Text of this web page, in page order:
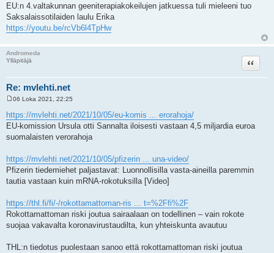
EU:n 4.valtakunnan geeniterapiakokeilujen jatkuessa tuli mieleeni tuo
Saksalaissotilaiden laulu Erika
https://youtu.be/rcVb6l4TpHw
Andromeda
Ylläpitäjä
Re: mvlehti.net
Lainaa
i
e
s
i
06 Loka 2021, 22:25
https://mvlehti.net/2021/10/05/eu-komis ... erorahoja/
EU-komission Ursula otti Sannalta iloisesti vastaan 4,5 miljardia euroa
suomalaisten verorahoja
https://mvlehti.net/2021/10/05/pfizerin ... una-video/
Pfizerin tiedemiehet paljastavat: Luonnollisilla vasta-aineilla paremmin
tautia vastaan kuin mRNA-rokotuksilla [Video]
https://thl.fi/fi/-/rokottamattoman-ris ... t=%2Ffi%2F
Rokottamattoman riski joutua sairaalaan on todellinen – vain rokote
suojaa vakavalta koronavirustaudilta, kun yhteiskunta avautuu
THL:n tiedotus puolestaan sanoo että rokottamattoman riski joutua